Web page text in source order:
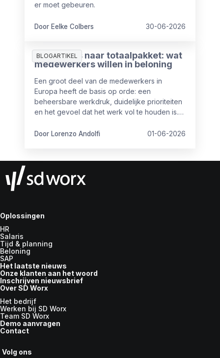
er moet gebeuren.
Door Eelke Colbers 30-06-2026
BLOGARTIKEL
Van salaris naar totaalpakket: wat
medewerkers willen in beloning
Een groot deel van de medewerkers in
Europa heeft de basis op orde: een
beheersbare werkdruk, duidelijke prioriteiten
en het gevoel dat het werk vol te houden is.
orde.
Door Lorenzo Andolfi 01-06-2026
Oplossingen
HR
Salaris
Tijd & planning
Beloning
SAP
Het laatste nieuws
Onze klanten aan het woord
Inschrijven nieuwsbrief
Over SD Worx
Het bedrijf
Werken bij SD Worx
Team SD Worx
Demo aanvragen
Contact
Volg ons